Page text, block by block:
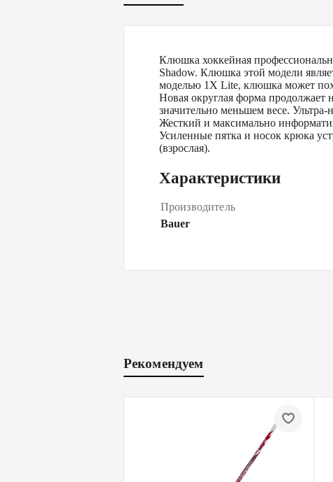
Клюшка хоккейная
Shadow. Клюшка этой модели
моделью 1X Lite, клюшка может
Новая округлая форма продолжает
значительно меньшем весе.
Жесткий и максимально
Усиленные пятка и носок крюка
(взрослая).
Характеристики
Производитель
Bauer
Рекомендуем